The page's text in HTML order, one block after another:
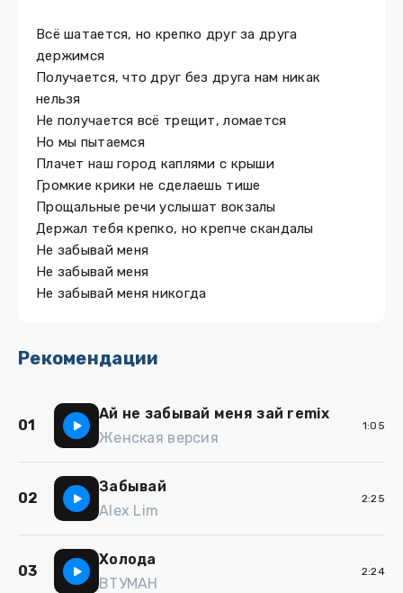
Всё шатается, но крепко друг за друга
держимся
Получается, что друг без друга нам никак
нельзя
Не получается всё трещит, ломается
Но мы пытаемся
Плачет наш город каплями с крыши
Громкие крики не сделаешь тише
Прощальные речи услышат вокзалы
Держал тебя крепко, но крепче скандалы
Не забывай меня
Не забывай меня
Не забывай меня никогда
Рекомендации
01
Ай не забывай меня зай remix
Женская версия
1:05
02
Забывай
Alex Lim
2:25
03
Холода
ВТУМАН
2:24